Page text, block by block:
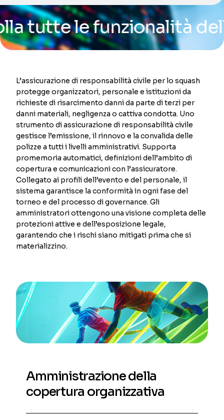
le funzionalità della
L’assicurazione di responsabilità civile per lo squash
protegge organizzatori, personale e istituzioni da
richieste di risarcimento danni da parte di terzi per
danni materiali, negligenza o cattiva condotta. Uno
strumento di assicurazione di responsabilità civile
gestisce l’emissione, il rinnovo e la convalida delle
polizze a tutti i livelli amministrativi. Supporta
promemoria automatici, definizioni dell’ambito di
copertura e comunicazioni con l’assicuratore.
Collegato ai profili dell’evento e del personale, il
sistema garantisce la conformità in ogni fase del
torneo e del processo di governance. Gli
amministratori ottengono una visione completa delle
protezioni attive e dell’esposizione legale,
garantendo che i rischi siano mitigati prima che si
materializzino.
Amministrazione della
copertura organizzativa